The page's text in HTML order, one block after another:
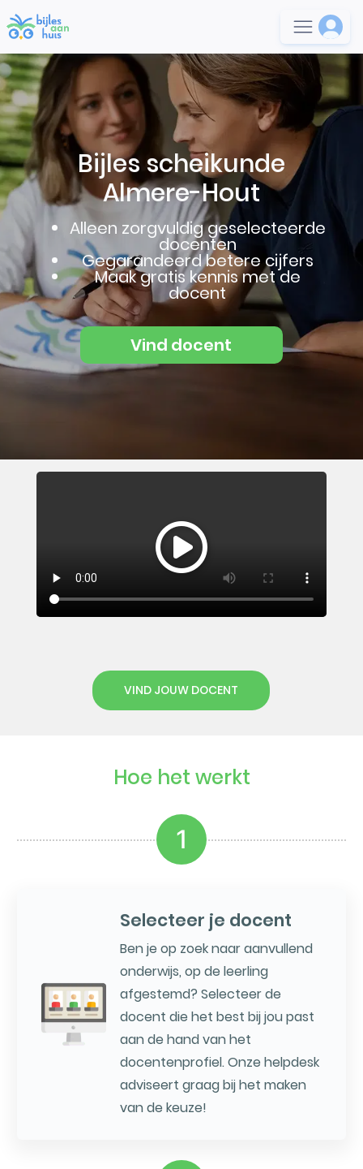
Bijles scheikunde
Almere-Hout
Alleen zorgvuldig geselecteerde
docenten
Gegarandeerd betere cijfers
Maak gratis kennis met de
docent
Vind docent
VIND JOUW DOCENT
Hoe het werkt
1
Selecteer je docent
Ben je op zoek naar aanvullend
onderwijs, op de leerling
afgestemd? Selecteer de
docent die het best bij jou past
aan de hand van het
docentenprofiel. Onze helpdesk
adviseert graag bij het maken
van de keuze!